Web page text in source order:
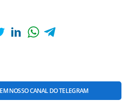
NOSSO CANAL DO TELEGRAM